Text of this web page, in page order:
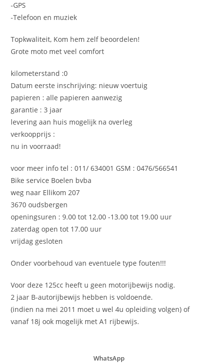
-GPS
-Telefoon en muziek
Topkwaliteit, Kom hem zelf beoordelen!
Grote moto met veel comfort
kilometerstand :0
Datum eerste inschrijving: nieuw voertuig
papieren : alle papieren aanwezig
garantie : 3 jaar
levering aan huis mogelijk na overleg
verkoopprijs :
nu in voorraad!
voor meer info tel : 011/ 634001 GSM : 0476/566541
Bike service Boelen bvba
weg naar Ellikom 207
3670 oudsbergen
openingsuren : 9.00 tot 12.00 -13.00 tot 19.00 uur
zaterdag open tot 17.00 uur
vrijdag gesloten
Onder voorbehoud van eventuele type fouten!!!
Voor deze 125cc heeft u geen motorijbewijs nodig.
2 jaar B-autorijbewijs hebben is voldoende.
(indien na mei 2011 moet u wel 4u opleiding volgen) of
vanaf 18j ook mogelijk met A1 rijbewijs.
WhatsApp